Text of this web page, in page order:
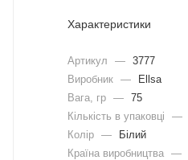
Характеристики
Артикул — 3777
Виробник —
Ellsa
Вага, гр — 75
Кількість в упаковці
—
Колір —
Білий
Країна виробництва —